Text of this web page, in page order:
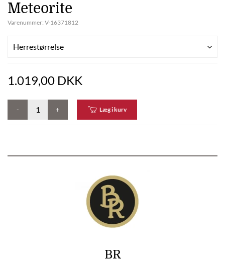
Meteorite
Varenummer: V-16371812
Herrestørrelse
1.019,00 DKK
- + Læg i kurv
BR